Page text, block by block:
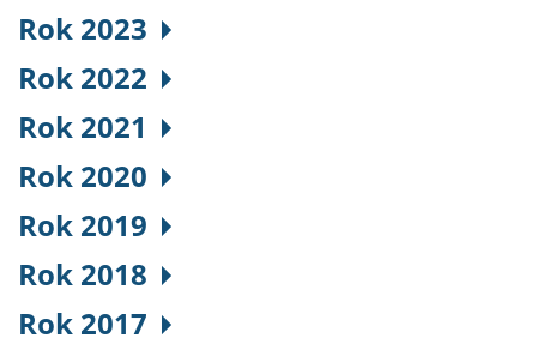
Rok 2023
Rok 2022
Rok 2021
Rok 2020
Rok 2019
Rok 2018
Rok 2017